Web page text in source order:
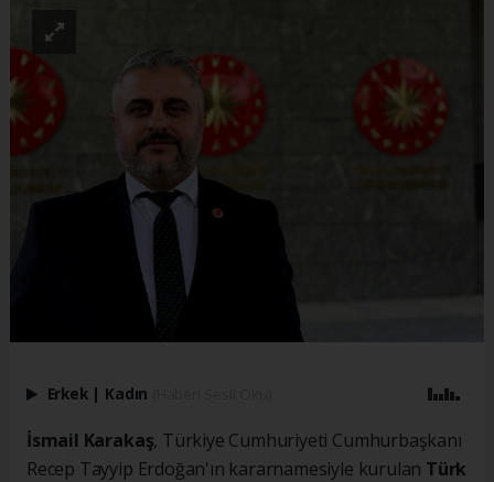
Erkek | Kadın
İsmail Karakaş, Türkiye Cumhuriyeti Cumhurbaşkanı
Recep Tayyip Erdoğan'ın kararnamesiyle kurulan Türk